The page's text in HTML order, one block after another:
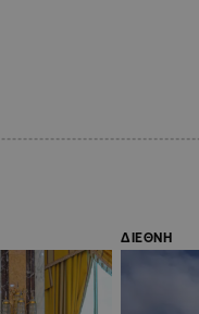
ΔΙΕΘΝΗ